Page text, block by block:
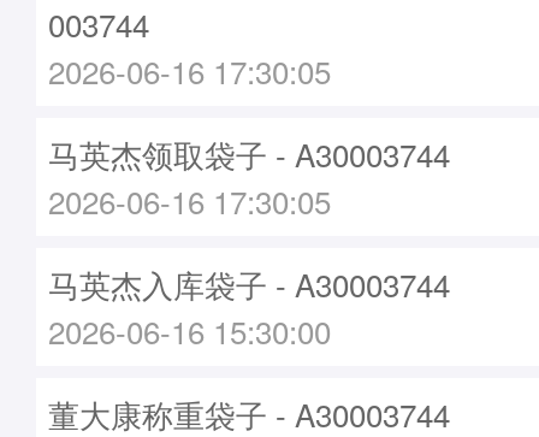
003744
2026-06-16 17:30:05
马英杰领取袋子 - A30003744
2026-06-16 17:30:05
马英杰入库袋子 - A30003744
2026-06-16 15:30:00
董大康称重袋子 - A30003744